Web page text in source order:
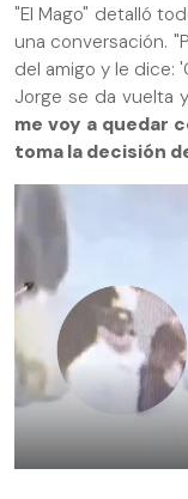
"El Mago" detalló
una conversación.
del amigo y le dice:
Jorge se da vuelta
me voy a quedar
toma la decisión